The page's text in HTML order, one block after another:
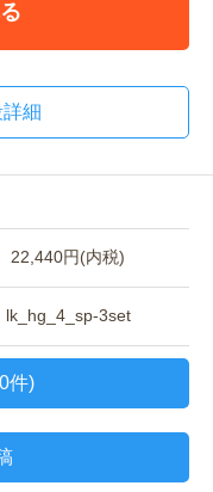
細
22,440円(内税)
lk_hg_4_sp-3set
件)